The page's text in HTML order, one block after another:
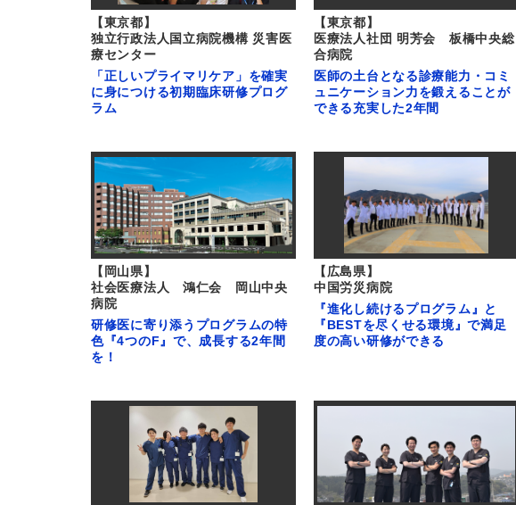
【東京都】
独立行政法人国立病院機構 災害医
療センター
「正しいプライマリケア」を確実
に身につける初期臨床研修プログ
ラム
【東京都】
医療法人社団 明芳会 板橋中央総
合病院
医師の土台となる診療能力・コミ
ュニケーション力を鍛えることが
できる充実した2年間
【岡山県】
社会医療法人 鴻仁会 岡山中央
病院
研修医に寄り添うプログラムの特
色『4つのF』で、成長する2年間
を！
【広島県】
中国労災病院
『進化し続けるプログラム』と
『BESTを尽くせる環境』で満足
度の高い研修ができる